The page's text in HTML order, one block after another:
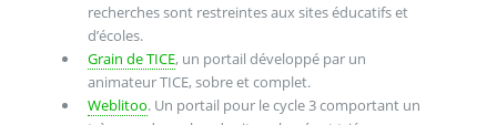
recherches sont restreintes aux sites éducatifs et
d’écoles.
Grain de TICE, un portail développé par un
animateur TICE, sobre et complet.
Weblitoo. Un portail pour le cycle 3 comportant un